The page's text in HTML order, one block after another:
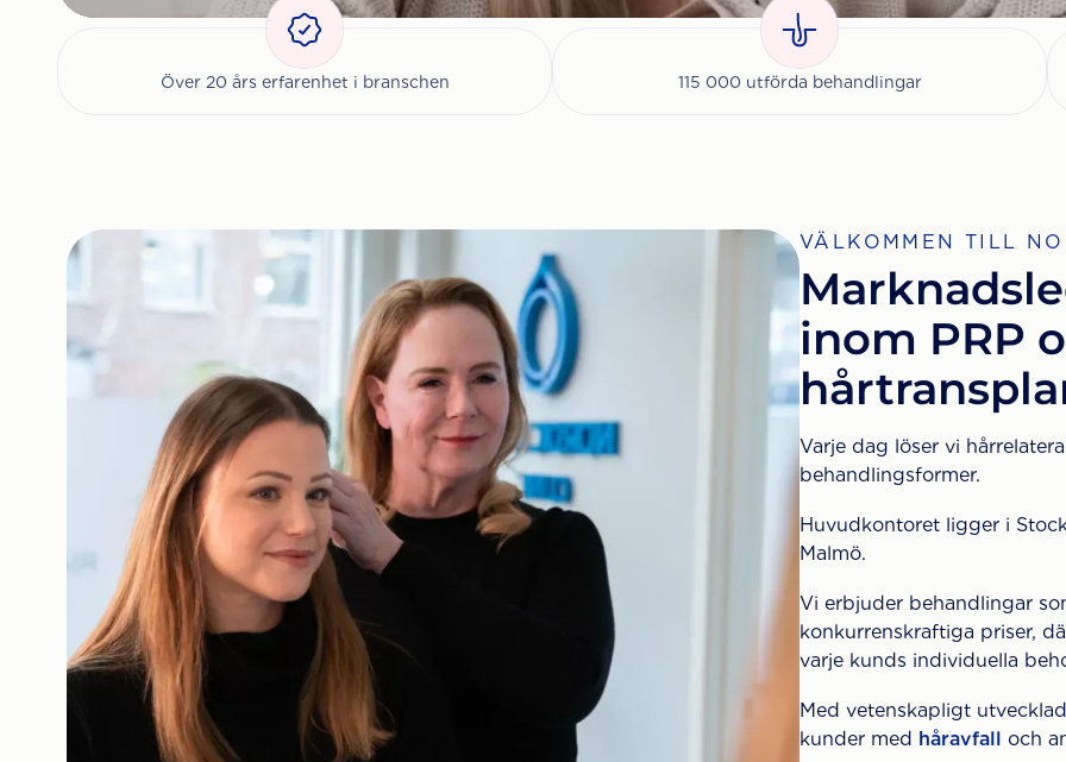
Över 20 års erfarenhet i branschen 115 000 utförda behandlingar
VÄLKOMMEN TILL
inom PRP
Varje dag löser vi
behandlingsformer.
Huvudkontoret ligger i
Malmö.
Vi erbjuder behandlingar
konkurrenskraftiga priser,
varje kunds individuella
Med vetenskapligt
kunder med håravfall och